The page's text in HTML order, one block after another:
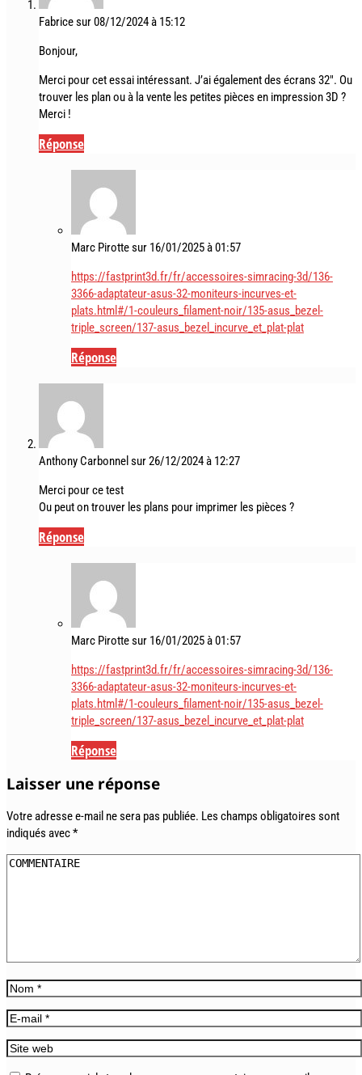
Fabricesur 08/12/2024 à 15:12
Bonjour,
Merci pour cet essai intéressant. J’ai également des écrans 32″. Ou
trouver les plan ou à la vente les petites pièces en impression 3D ?
Merci !
Réponse
Marc Pirottesur 16/01/2025 à 01:57
https://fastprint3d.fr/fr/accessoires-simracing-3d/136-
3366-adaptateur-asus-32-moniteurs-incurves-et-
plats.html#/1-couleurs_filament-noir/135-asus_bezel-
triple_screen/137-asus_bezel_incurve_et_plat-plat
Réponse
Anthony Carbonnel sur 26/12/2024 à 12:27
Merci pour ce test
Ou peut on trouver les plans pour imprimer les pièces ?
Réponse
Marc Pirottesur 16/01/2025 à 01:57
https://fastprint3d.fr/fr/accessoires-simracing-3d/136-
3366-adaptateur-asus-32-moniteurs-incurves-et-
plats.html#/1-couleurs_filament-noir/135-asus_bezel-
triple_screen/137-asus_bezel_incurve_et_plat-plat
Réponse
Laisser une réponse
Votre adresse e-mail ne sera pas publiée. Les champs obligatoires sont
indiqués avec*